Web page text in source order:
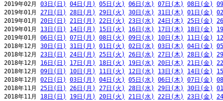
2019年02月 03日(日) 04日(月) 05日(火) 06日(水) 07日(木) 08日(金)
2019年01月 27日(日) 28日(月) 29日(火) 30日(水) 31日(木) 01日(金)
2019年01月 20日(日) 21日(月) 22日(火) 23日(水) 24日(木) 25日(金)
2019年01月 13日(日) 14日(月) 15日(火) 16日(水) 17日(木) 18日(金)
2019年01月 06日(日) 07日(月) 08日(火) 09日(水) 10日(木) 11日(金)
2018年12月 30日(日) 31日(月) 01日(火) 02日(水) 03日(木) 04日(金)
2018年12月 23日(日) 24日(月) 25日(火) 26日(水) 27日(木) 28日(金)
2018年12月 16日(日) 17日(月) 18日(火) 19日(水) 20日(木) 21日(金)
2018年12月 09日(日) 10日(月) 11日(火) 12日(水) 13日(木) 14日(金)
2018年12月 02日(日) 03日(月) 04日(火) 05日(水) 06日(木) 07日(金)
2018年11月 25日(日) 26日(月) 27日(火) 28日(水) 29日(木) 30日(金)
2018年11月 18日(日) 19日(月) 20日(火) 21日(水) 22日(木) 23日(金)